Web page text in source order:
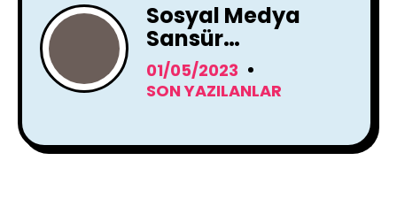
Sosyal Medya
Sansür
Tartışmaları
01/05/2023
SON YAZILANLAR